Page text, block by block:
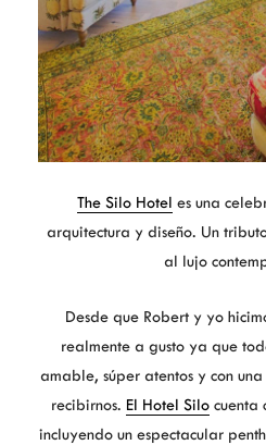
The Silo Hotel es una
arquitectura y diseño. Un
al lujo
Desde que Robert y yo
realmente a gusto ya que
amable, súper atentos y con
recibirnos. El Hotel Silocuenta
incluyendo un espectacular